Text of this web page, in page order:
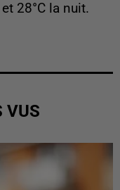
28°C la nuit.
VUS